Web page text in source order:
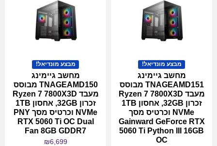
מבצע מונדיאל!
מחשב גיימינג
TNAGEAMD151 מבוסס
מעבד Ryzen 7 7800X3D
זכרון 32GB, אחסון 1TB
NVMe וכרטיס מסך
Gainward GeForce RTX
5060 Ti Python III 16GB
OC
מבצע מונדיאל!
מחשב גיימינג
TNAGEAMD150 מבוסס
מעבד Ryzen 7 7800X3D
זכרון 32GB, אחסון 1TB
NVMe וכרטיס מסך PNY
RTX 5060 Ti OC Dual
Fan 8GB GDDR7
₪6,699